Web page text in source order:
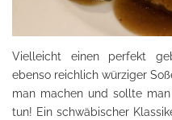
Vielleicht einen perfekt
ebenso reichlich würziger
man machen und sollte
tun! Ein schwäbischer